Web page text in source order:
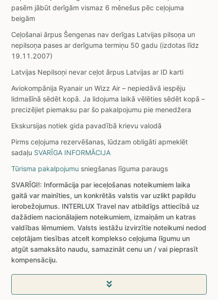
pasēm jābūt derīgām vismaz 6 mēnešus pēc ceļojuma
beigām
Ceļošanai ārpus Šengenas nav derīgas Latvijas pilsoņa un
nepilsoņa pases ar derīguma termiņu 50 gadu (izdotas līdz
19.11.2007)
Latvijas Nepilsoņi nevar ceļot ārpus Latvijas ar ID karti
Aviokompānija Ryanair un Wizz Air – nepiedāvā iespēju
lidmašīnā sēdēt kopā. Ja lidojuma laikā vēlēties sēdēt kopā –
precizējiet piemaksu par šo pakalpojumu pie menedžera
Ekskursijas notiek gida pavadībā krievu valodā
Pirms ceļojuma rezervēšanas, lūdzam obligāti apmeklēt
sadaļu SVARĪGA INFORMĀCIJA
Tūrisma pakalpojumu sniegšanas līguma paraugs
SVARĪGI!: Informācija par ieceļošanas noteikumiem laika
gaitā var mainīties, un konkrētās valstis var uzlikt papildu
ierobežojumus. INTERLUX Travel nav atbildīgs attiecībā uz
dažādiem nacionālajiem noteikumiem, izmaiņām un katras
valdības lēmumiem. Valsts iestāžu izvirzītie noteikumi nedod
ceļotājam tiesības atcelt komplekso ceļojuma līgumu un
atgūt samaksāto naudu, samazināt cenu un / vai pieprasīt
kompensāciju.